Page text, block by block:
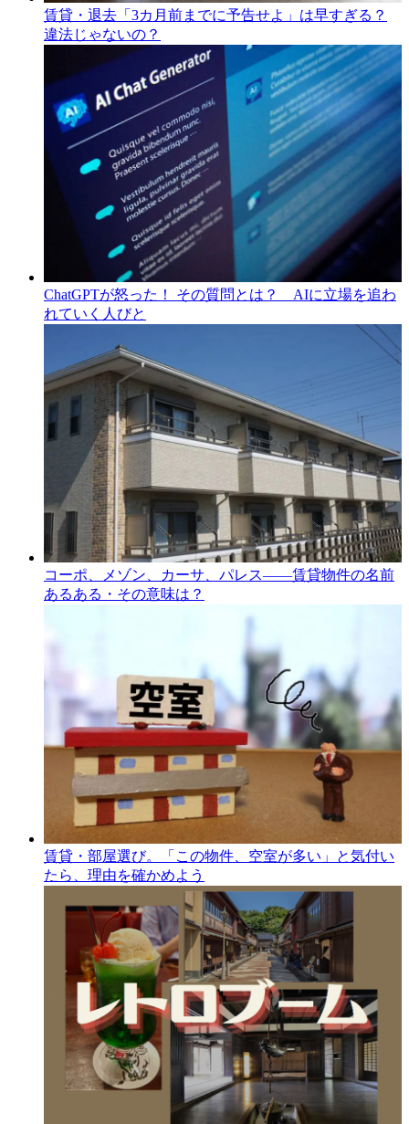
賃貸・退去「3カ月前までに予告せよ」は早すぎる？
違法じゃないの？
ChatGPTが怒った！ その質問とは？ AIに立場を追わ
れていく人びと
コーポ、メゾン、カーサ、パレス――賃貸物件の名前
あるある・その意味は？
賃貸・部屋選び。「この物件、空室が多い」と気付い
たら、理由を確かめよう